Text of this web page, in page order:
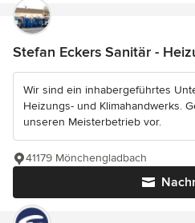
Stefan Eckers Sanitär -
Wir sind ein inhabergeführtes
Heizungs- und Klimahandwerks.
unseren Meisterbetrieb vor.
41179 Mönchengladbach